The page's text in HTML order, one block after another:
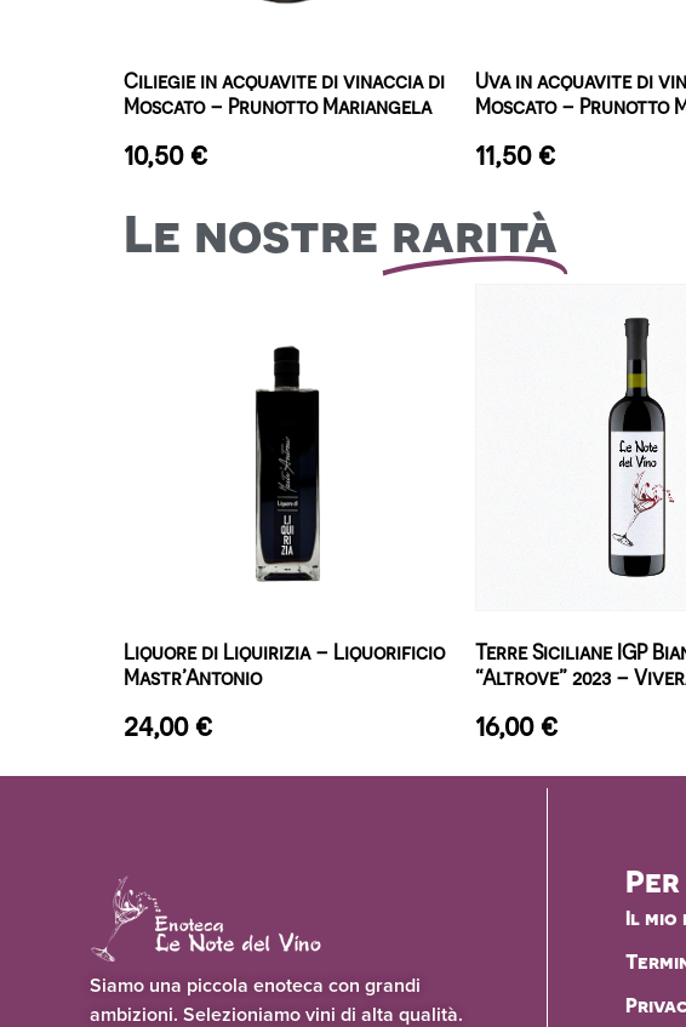
Ciliegie in acquavite di vinaccia di
Moscato – Prunotto Mariangela
10,50€
Uva in acquavite di
Moscato – Prunotto
11,50€
Le nostre rarità
Liquore di Liquirizia – Liquorificio
Mastr’Antonio
24,00€
Terre Siciliane IGP
“Altrove” 2023 –
16,00€
Siamo una piccola enoteca con grandi
ambizioni. Selezioniamo vini di alta qualità.
Il